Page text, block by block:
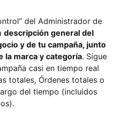
del Administrador de
descripción general del
y de tu campaña, junto
la marca y categoría. Sigue
casi en tiempo real
totales, Órdenes totales o
del tiempo (incluidos